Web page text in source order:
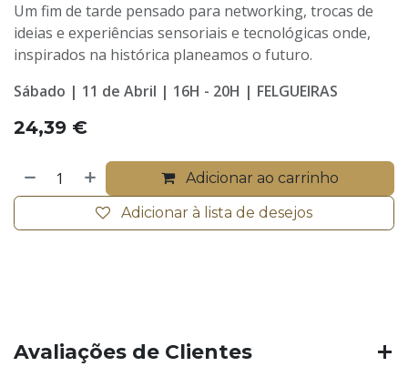
Um fim de tarde pensado para networking, trocas de
ideias e experiências sensoriais e tecnológicas onde,
inspirados na histórica planeamos o futuro.
Sábado | 11 de Abril | 16H - 20H | FELGUEIRAS
24,39 €
Adicionar ao carrinho
Adicionar à lista de desejos
Avaliações de Clientes